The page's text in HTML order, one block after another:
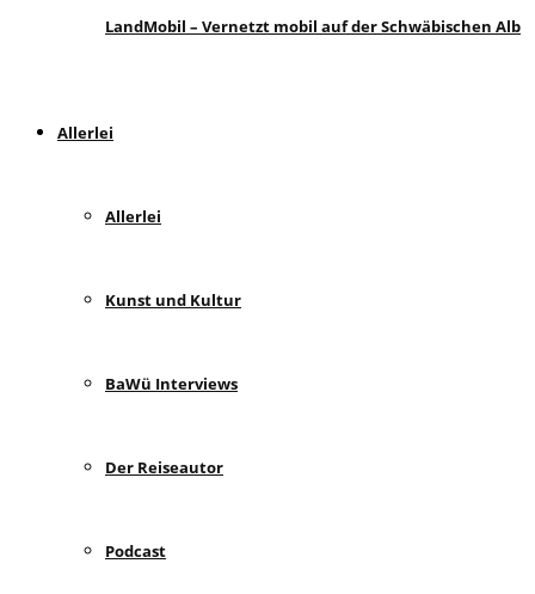
LandMobil – Vernetzt mobil auf der Schwäbischen Alb
Allerlei
Allerlei
Kunst und Kultur
BaWü Interviews
Der Reiseautor
Podcast